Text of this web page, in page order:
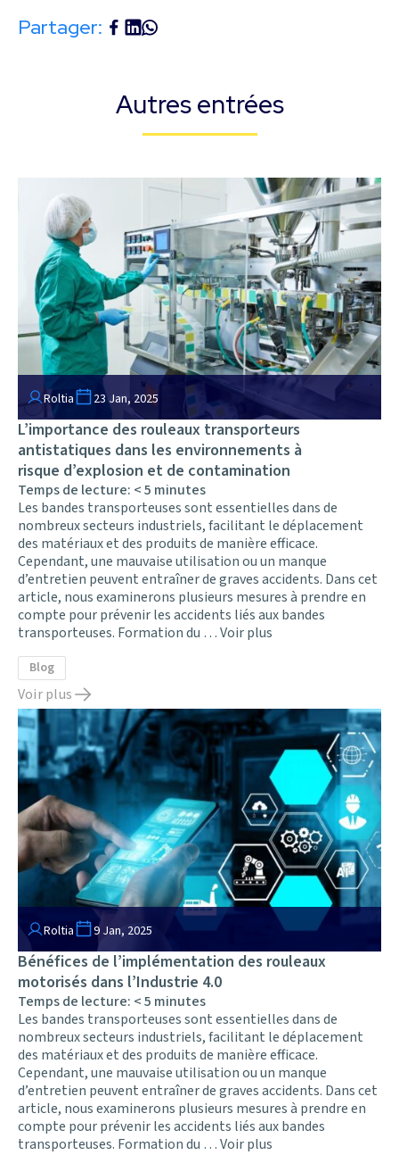
Partager:
Autres entrées
Roltia 23 Jan, 2025
L’importance des rouleaux transporteurs
antistatiques dans les environnements à
risque d’explosion et de contamination
Temps de lecture: < 5 minutes
Les bandes transporteuses sont essentielles dans de
nombreux secteurs industriels, facilitant le déplacement
des matériaux et des produits de manière efficace.
Cependant, une mauvaise utilisation ou un manque
d’entretien peuvent entraîner de graves accidents. Dans cet
article, nous examinerons plusieurs mesures à prendre en
compte pour prévenir les accidents liés aux bandes
transporteuses. Formation du …Voir plus
Blog
Voir plus
Roltia 9 Jan, 2025
Bénéfices de l’implémentation des rouleaux
motorisés dans l’Industrie 4.0
Temps de lecture: < 5 minutes
Les bandes transporteuses sont essentielles dans de
nombreux secteurs industriels, facilitant le déplacement
des matériaux et des produits de manière efficace.
Cependant, une mauvaise utilisation ou un manque
d’entretien peuvent entraîner de graves accidents. Dans cet
article, nous examinerons plusieurs mesures à prendre en
compte pour prévenir les accidents liés aux bandes
transporteuses. Formation du …Voir plus